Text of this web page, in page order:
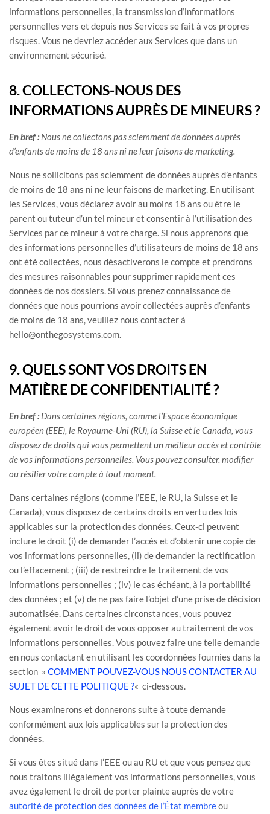
informations personnelles, la transmission d’informations
personnelles vers et depuis nos Services se fait à vos propres
risques. Vous ne devriez accéder aux Services que dans un
environnement sécurisé.
8. COLLECTONS-NOUS DES
INFORMATIONS AUPRÈS DE MINEURS ?
En bref : Nous ne collectons pas sciemment de données auprès
d’enfants de moins de 18 ansni ne leur faisons de marketing.
Nous ne sollicitons pas sciemment de données auprès d’enfants
de moins de 18 ans ni ne leur faisons de marketing. En utilisant
les Services, vous déclarez avoir au moins 18 ans ou être le
parent ou tuteur d’un tel mineur et consentir à l’utilisation des
Services par ce mineur à votre charge. Si nous apprenons que
des informations personnelles d’utilisateurs de moins de 18 ans
ont été collectées, nous désactiverons le compte et prendrons
des mesures raisonnables pour supprimer rapidement ces
données de nos dossiers. Si vous prenez connaissance de
données que nous pourrions avoir collectées auprès d’enfants
de moins de 18 ans, veuillez nous contacter à
hello@onthegosystems.com.
9. QUELS SONT VOS DROITS EN
MATIÈRE DE CONFIDENTIALITÉ ?
En bref : Dans certaines régions, commel’Espace économique
européen (EEE), le Royaume-Uni (RU), la Suisse et le Canada, vous
disposez de droits qui vous permettent un meilleur accès et contrôle
de vos informations personnelles. Vous pouvez consulter, modifier
ou résilier votre compte à tout moment.
Dans certaines régions (comme l’EEE, le RU, la Suisse et le
Canada), vous disposez de certains droits en vertu des lois
applicables sur la protection des données. Ceux-ci peuvent
inclure le droit (i) de demander l’accès et d’obtenir une copie de
vos informations personnelles, (ii) de demander la rectification
ou l’effacement ; (iii) de restreindre le traitement de vos
informations personnelles ; (iv) le cas échéant, à la portabilité
des données ; et (v) de ne pas faire l’objet d’une prise de décision
automatisée. Dans certaines circonstances, vous pouvez
également avoir le droit de vous opposer au traitement de vos
informations personnelles. Vous pouvez faire une telle demande
en nous contactant en utilisant les coordonnées fournies dans la
section » COMMENT POUVEZ-VOUS NOUS CONTACTER AU
SUJET DE CETTE POLITIQUE ?« ci-dessous.
Nous examinerons et donnerons suite à toute demande
conformément aux lois applicables sur la protection des
données.
Si vous êtes situé dans l’EEE ou au RU et que vous pensez que
nous traitons illégalement vos informations personnelles, vous
avez également le droit de porter plainte auprès de votre
autorité de protection des données de l’État membreou